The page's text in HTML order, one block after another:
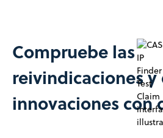
Compruebe las
reivindicaciones y
innovaciones con